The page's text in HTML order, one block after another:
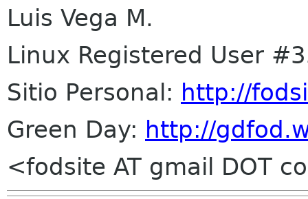
Luis Vega M.
Linux Registered User
Sitio Personal: http://
Green Day: http://
<fodsite AT gmail DOT